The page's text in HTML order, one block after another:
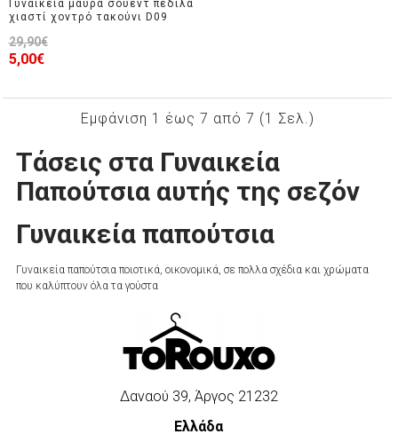
Τάσεις στα Γυναικεία
Παπούτσια αυτής της σεζόν
Γυναικεία παπούτσια
Γυναικεία παπούτσια ποιοτικά, οικονομικά, σε πολλα σχέδια και χρώματα
που καλύπτουν όλα τα γούστα
Γυναικεία μαύρα σουέντ πέδιλα
χιαστί χοντρό τακούνι D09
5,00€
29,90€
Εμφάνιση 1 έως 7 από 7 (1 Σελ.)
Δαναού 39, Άργος 21232
Ελλάδα